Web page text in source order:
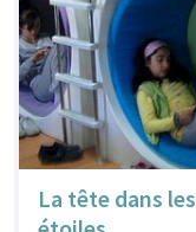
La tête dans les